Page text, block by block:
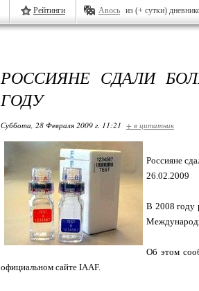
Рейтинги Авось из (+ сутки)
РОССИЯНЕ СДАЛИ
ГОДУ
Суббота, 28 Февраля 2009 г. 11:21 + в цитатник
Россияне
26.02.2009
В 2008 году
Об этом
официальном сайте IAAF.